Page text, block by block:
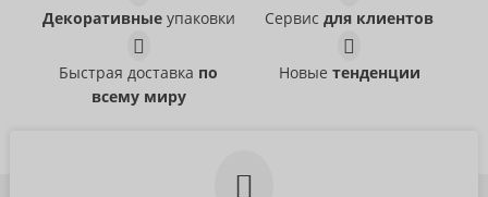
Unihorn
07012700000
ORION Brand
Распакованный
07798490000
РРЦ:19,95 €
Декоративныеупаковки Сервисдля клиентов
Быстрая доставка по
всему миру
Новые тенденции